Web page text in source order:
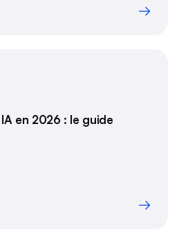
→
en 2026 : le guide
→